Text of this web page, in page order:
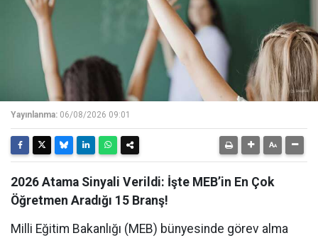
Yayınlanma: 06/08/2026 09:01
2026 Atama Sinyali Verildi: İşte MEB’in En Çok
Öğretmen Aradığı 15 Branş!
Milli Eğitim Bakanlığı (MEB) bünyesinde görev alma